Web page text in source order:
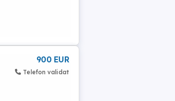
900 EUR
Telefon validat